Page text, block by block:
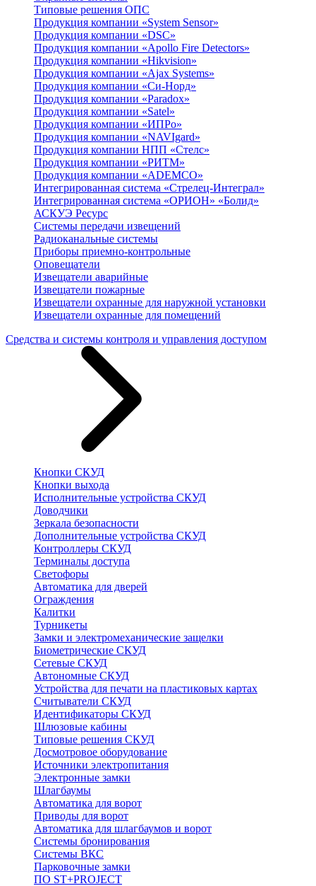
Типовые решения ОПС
Продукция компании «System Sensor»
Продукция компании «DSC»
Продукция компании «Apollo Fire Detectors»
Продукция компании «Hikvision»
Продукция компании «Ajax Systems»
Продукция компании «Си-Норд»
Продукция компании «Paradox»
Продукция компании «Satel»
Продукция компании «ИПРо»
Продукция компании «NAVIgard»
Продукция компании НПП «Стелс»
Продукция компании «РИТМ»
Продукция компании «ADEMCO»
Интегрированная система «Стрелец-Интеграл»
Интегрированная система «ОРИОН» «Болид»
АСКУЭ Ресурс
Системы передачи извещений
Радиоканальные системы
Приборы приемно-контрольные
Оповещатели
Извещатели аварийные
Извещатели пожарные
Извещатели охранные для наружной установки
Извещатели охранные для помещений
Средства и системы контроля и управления доступом
Кнопки СКУД
Кнопки выхода
Исполнительные устройства СКУД
Доводчики
Зеркала безопасности
Дополнительные устройства СКУД
Контроллеры СКУД
Терминалы доступа
Светофоры
Автоматика для дверей
Ограждения
Калитки
Турникеты
Замки и электромеханические защелки
Биометрические СКУД
Сетевые СКУД
Автономные СКУД
Устройства для печати на пластиковых картах
Считыватели СКУД
Идентификаторы СКУД
Шлюзовые кабины
Типовые решения СКУД
Досмотровое оборудование
Источники электропитания
Электронные замки
Шлагбаумы
Автоматика для ворот
Приводы для ворот
Автоматика для шлагбаумов и ворот
Системы бронирования
Системы ВКС
Парковочные замки
ПО ST+PROJECT